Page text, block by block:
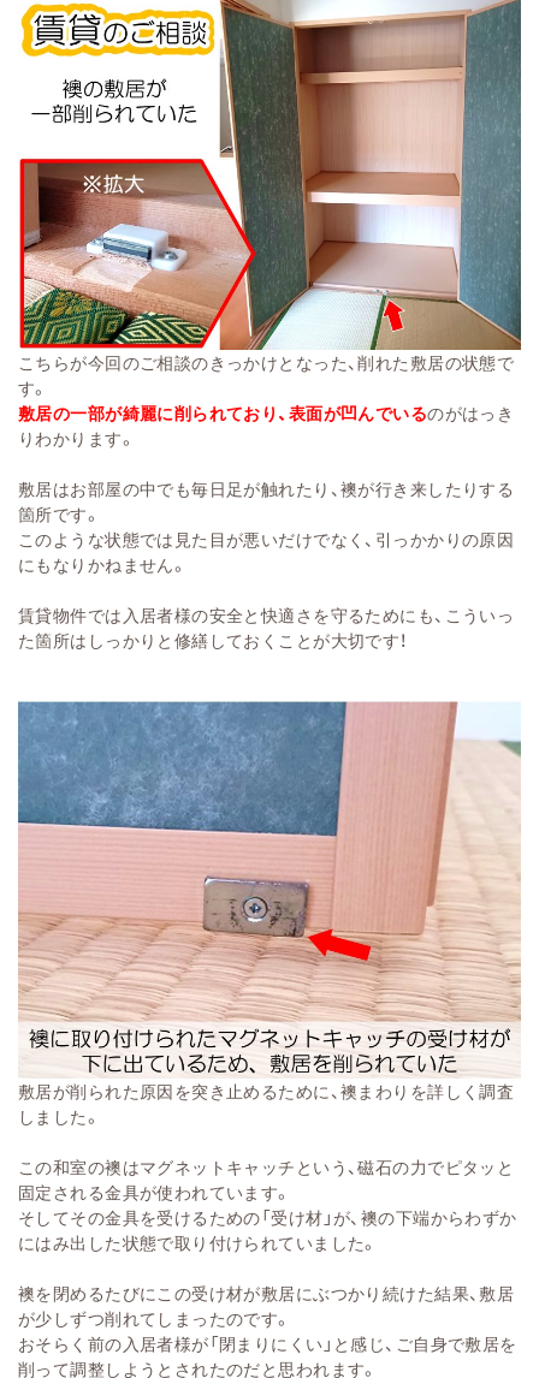
こちらが今回のご相談のきっかけとなった、削れた敷居の状態で
す。
敷居の一部が綺麗に削られており、表面が凹んでいるのがはっき
りわかります。
敷居はお部屋の中でも毎日足が触れたり、襖が行き来したりする
箇所です。
このような状態では見た目が悪いだけでなく、引っかかりの原因
にもなりかねません。
賃貸物件では入居者様の安全と快適さを守るためにも、こういっ
た箇所はしっかりと修繕しておくことが大切です！
敷居が削られた原因を突き止めるために、襖まわりを詳しく調査
しました。
この和室の襖はマグネットキャッチという、磁石の力でピタッと
固定される金具が使われています。
そしてその金具を受けるための「受け材」が、襖の下端からわずか
にはみ出した状態で取り付けられていました。
襖を閉めるたびにこの受け材が敷居にぶつかり続けた結果、敷居
が少しずつ削れてしまったのです。
おそらく前の入居者様が「閉まりにくい」と感じ、ご自身で敷居を
削って調整しようとされたのだと思われます。